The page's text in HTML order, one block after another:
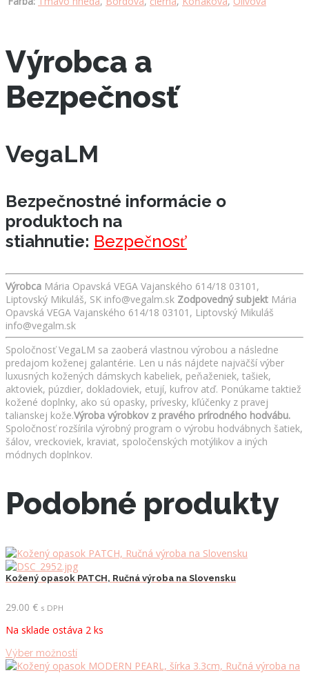
Výrobca a
Bezpečnosť
VegaLM
Bezpečnostné informácie o
produktoch na
stiahnutie: Bezpečnosť
Výrobca Mária Opavská VEGA Vajanského 614/18 03101,
Liptovský Mikuláš, SK info@vegalm.sk Zodpovedný subjekt Mária
Opavská VEGA Vajanského 614/18 03101, Liptovský Mikuláš
info@vegalm.sk
Spoločnosť VegaLM sa zaoberá vlastnou výrobou a následne
predajom koženej galantérie. Len u nás nájdete najväčší výber
luxusných kožených dámskych kabeliek, peňaženiek, tašiek,
aktoviek, púzdier, dokladoviek, etují, kufrov atď. Ponúkame taktiež
kožené doplnky, ako sú opasky, prívesky, kľúčenky z pravej
talianskej kože.Výroba výrobkov z pravého prírodného hodvábu.
Spoločnosť rozšírila výrobný program o výrobu hodvábnych šatiek,
šálov, vreckoviek, kraviat, spoločenských motýlikov a iných
módnych doplnkov.
Podobné produkty
Kožený opasok PATCH, Ručná výroba na Slovensku
29.00 € s DPH
Na sklade ostáva 2 ks
Výber možnostíTento
produkt